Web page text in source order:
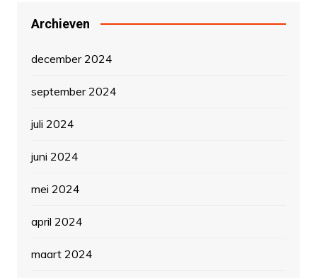
Archieven
december 2024
september 2024
juli 2024
juni 2024
mei 2024
april 2024
maart 2024